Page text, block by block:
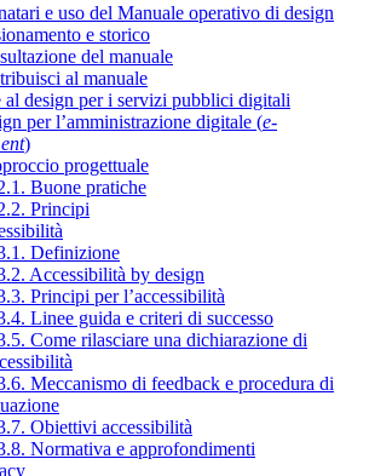
e uso del Manuale operativo di design
e storico
del manuale
al manuale
al design per i servizi pubblici digitali
per l’amministrazione digitale (e-
)
progettuale
Buone pratiche
Principi
Definizione
Accessibilità by design
Principi per l’accessibilità
Linee guida e criteri di successo
Come rilasciare una dichiarazione di
Meccanismo di feedback e procedura di
Obiettivi accessibilità
Normativa e approfondimenti